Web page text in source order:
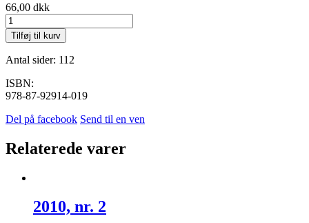
66,00 dkk
2013,
nr.
1
antal
Tilføj til kurv
Antal sider: 112
ISBN:
978-87-92914-019
Del på facebook Send til en ven
Relaterede varer
2010, nr. 2